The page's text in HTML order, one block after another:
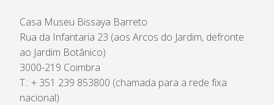
Casa Museu Bissaya Barreto
Rua da Infantaria 23 (aos Arcos do Jardim, defronte
ao Jardim Botânico)
3000-219 Coimbra
T.: + 351 239 853800 (chamada para a rede fixa
nacional)